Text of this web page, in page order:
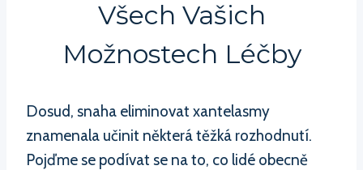
Všech Vašich
Možnostech Léčby
Dosud, snaha eliminovat xantelasmy
znamenala učinit některá těžká rozhodnutí.
Pojďme se podívat se na to, co lidé obecně